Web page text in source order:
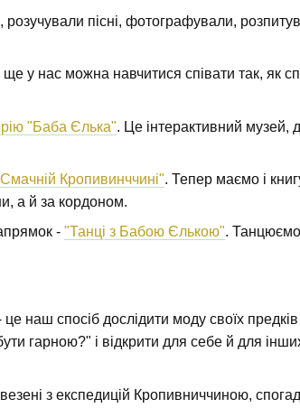
пісні, фотографували,
у нас можна навчитися співати так, як
"Баба Єлька". Це інтерактивний
Кропивинччині". Тепер маємо і
а й за кордоном.
- "Танці з Бабою Єлькою".
це наш спосіб дослідити моду своїх
гарною?" і відкрити для себе й для інших
з експедицій Кропивниччиною,